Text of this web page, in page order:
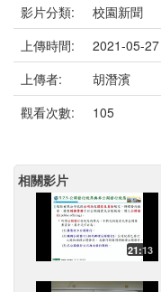
影片分類:
校園新聞
上傳時間:
2021-05-
上傳者:
胡潛濱
觀看次數:
105
相關影片
21:13